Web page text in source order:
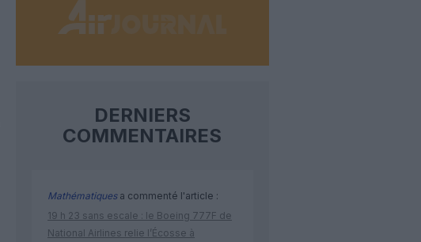
DERNIERS
COMMENTAIRES
Mathématiquesa commenté l'article :
19 h 23 sans escale : le Boeing 777F de
National Airlines relie l’Écosse à